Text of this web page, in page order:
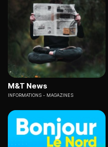
M&T News
INFORMATIONS MAGAZINES